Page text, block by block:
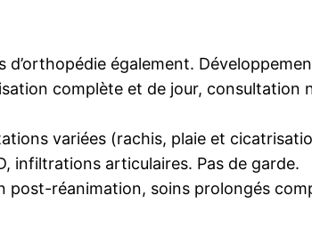
également.
complète et de jour, consultation
variées (rachis, plaie et
infiltrations articulaires. Pas de garde.
post-réanimation, soins prolongés